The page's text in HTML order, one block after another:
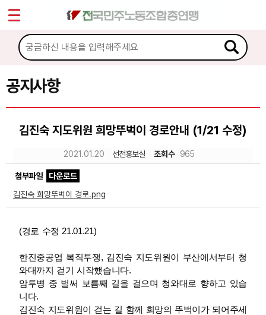
공지사항
김진숙 지도위원 희망뚜벅이 경로안내 (1/21 수정)
2021.01.20 선전홍보실 조회수 965
첨부파일
다운로드
김진숙 희망뚜벅이 경로.png
(경로 수정 21.01.21)
한진중공업 복직투쟁, 김진숙 지도위원이 부산에서부터 청
와대까지 걷기 시작했습니다.
암투병 중 벌써 보름째 길을 걸으며 청와대로 향하고 있습
니다.
김진숙 지도위원이 걷는 길 함께 희망의 뚜벅이가 되어주세
마이페이지
소개
소식
공지사항
성명·보도
노동상담
부설기관
업무
Sketchbook5, 스케치북5
Sketchbook5, 스케치북5